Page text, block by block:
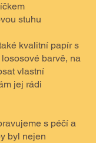
stuhu
kvalitní papír s
barvě, na
vlastní
jej rádi
s péčí a
byl nejen